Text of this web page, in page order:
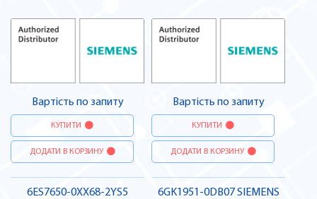
Вартість по запиту
КУПИТИ
ДОДАТИ В КОРЗИНУ
Вартість по запиту
КУПИТИ
ДОДАТИ В КОРЗИНУ
6ES7650-0XX68-2YS5 6GK1951-0DB07 SIEMENS